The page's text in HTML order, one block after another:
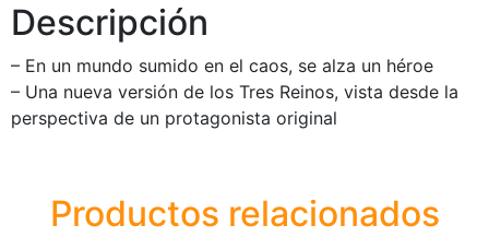
Descripción
– En un mundo sumido en el caos, se alza un héroe
– Una nueva versión de los Tres Reinos, vista desde la
perspectiva de un protagonista original
Productos relacionados